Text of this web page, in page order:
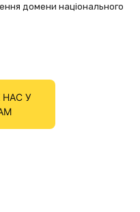
домени національного
НАС У